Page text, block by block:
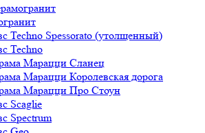
Techno Spessorato (утолщенный)
Techno
Марацци Сланец
Марацци Королевская дорога
Марацци Про Стоун
Scaglie
Spectrum